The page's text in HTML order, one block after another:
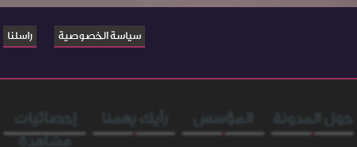
سياسة الخصوصية راسلنا
حول المدونة المؤسس رأيك يهمنا
إحصائيات
مشاهدة